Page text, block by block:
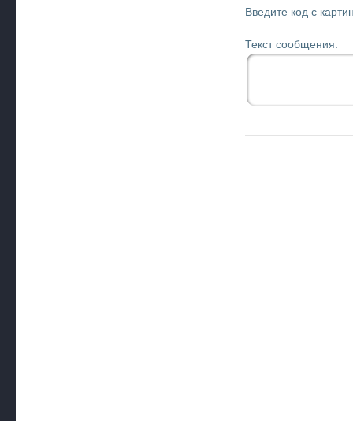
Введите код с
Текст сообщения: